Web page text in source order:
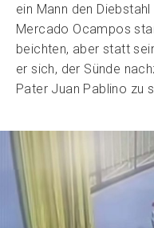
ein Mann den Diebstahl
Mercado Ocampos
beichten, aber statt
er sich, der Sünde
Pater Juan Pablino zu